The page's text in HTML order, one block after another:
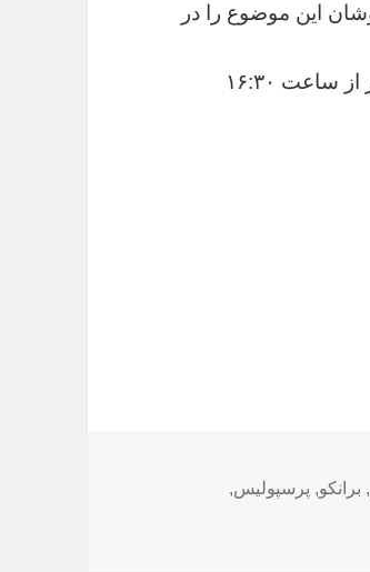
این موضوع را در
پرسپولیس و نفت تهران از هفته هجدهم رقابت های لیگ برتر از ساعت ۱۶:۳۰
, برانکو, پرسپولیس,